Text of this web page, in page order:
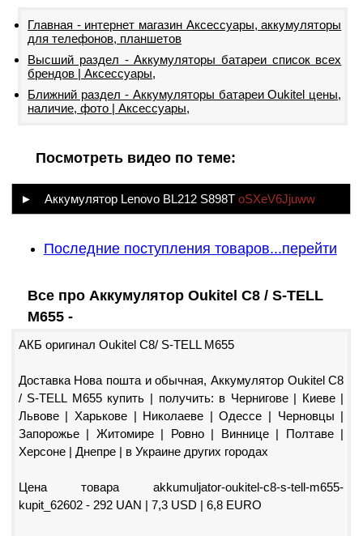
Главная - интернет магазин Аксессуары, аккумуляторы
для телефонов, планшетов
Высший раздел - Аккумуляторы батареи список всех
брендов | Аксессуары,
Ближний раздел - Аккумуляторы батареи Oukitel цены,
наличие, фото | Аксессуары,
Посмотреть видео по теме:
► Аккумулятор Lenovo BL212 S898T oSXeV6Jjuww
Последние поступления товаров...перейти
Все про Аккумулятор Oukitel C8 / S-TELL
M655 -
АКБ оригинал Oukitel C8/­ S-TELL M655
Доставка Нова пошта и обычная, Аккумулятор Oukitel C8
/ S-TELL M655 купить | получить: в Чернигове | Киеве |
Львове | Харькове | Николаеве | Одессе | Черновцы |
Запорожье | Житомире | Ровно | Виннице | Полтаве |
Херсоне | Днепре | в Украине других городах
Цена товара akkumuljator-oukitel-c8-s-tell-m655-
kupit_62602 - 292 UAN | 7,3 USD | 6,8 EURO